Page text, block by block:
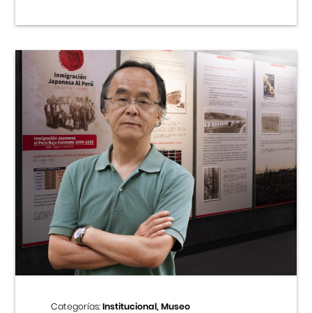
Categorías:Institucional, Museo